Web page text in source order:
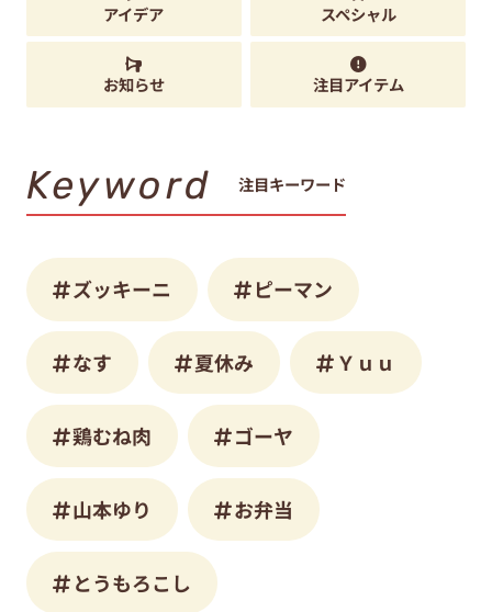
アイデア スペシャル
お知らせ 注目アイテム
Keyword 注目キーワード
ズッキーニ ピーマン
なす 夏休み Ｙｕｕ
鶏むね肉 ゴーヤ
山本ゆり お弁当
とうもろこし